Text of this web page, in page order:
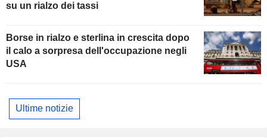
su un rialzo dei tassi
Borse in rialzo e sterlina in crescita dopo
il calo a sorpresa dell'occupazione negli
USA
Ultime notizie